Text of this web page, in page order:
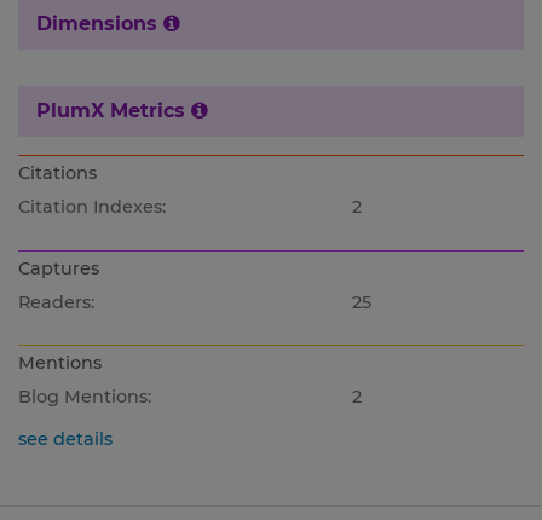
Dimensions
PlumX Metrics
Citations
Citation Indexes:
2
Captures
Readers:
25
Mentions
Blog Mentions:
2
see details